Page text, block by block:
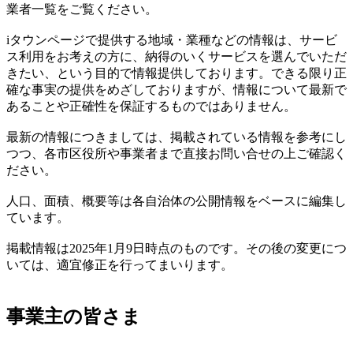
業者一覧をご覧ください。
iタウンページで提供する地域・業種などの情報は、サービ
ス利用をお考えの方に、納得のいくサービスを選んでいただ
きたい、という目的で情報提供しております。できる限り正
確な事実の提供をめざしておりますが、情報について最新で
あることや正確性を保証するものではありません。
最新の情報につきましては、掲載されている情報を参考にし
つつ、各市区役所や事業者まで直接お問い合せの上ご確認く
ださい。
人口、面積、概要等は各自治体の公開情報をベースに編集し
ています。
掲載情報は2025年1月9日時点のものです。その後の変更につ
いては、適宜修正を行ってまいります。
事業主の皆さま